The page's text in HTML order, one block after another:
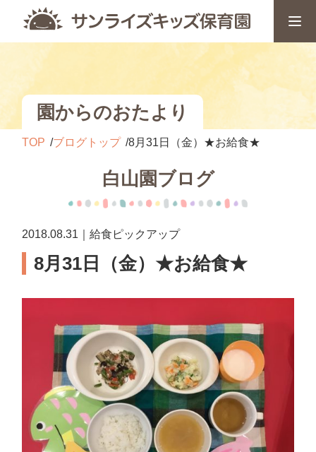
園からのおたより
TOP ブログトップ 8月31日（金）★お給食★
白山園ブログ
2018.08.31｜給食ピックアップ
8月31日（金）★お給食★